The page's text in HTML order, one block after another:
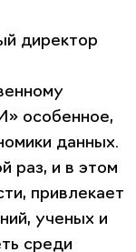
директор
особенное,
данных.
раз, и в этом
привлекает
ученых и
среди